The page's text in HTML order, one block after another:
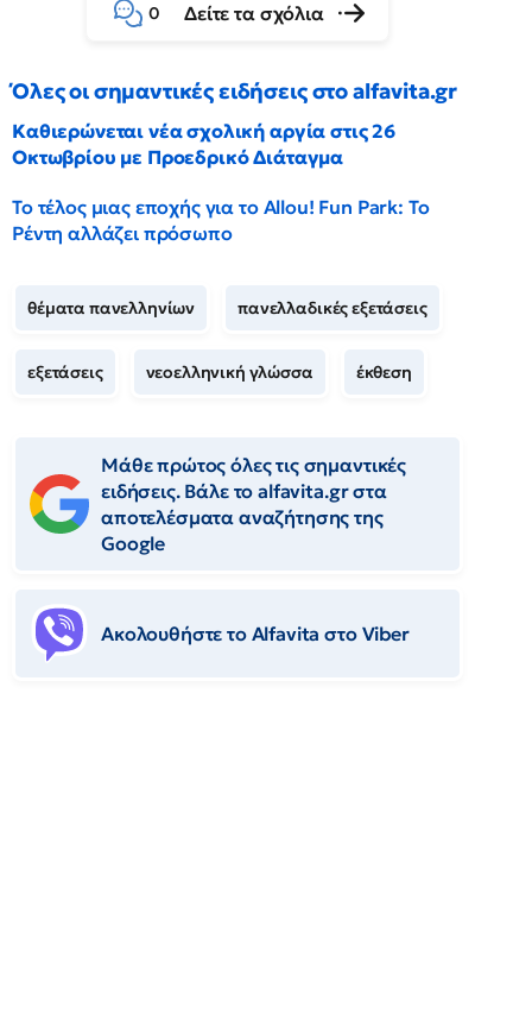
0 Δείτε τα σχόλια
Όλες οι σημαντικές ειδήσεις στο alfavita.gr
Καθιερώνεται νέα σχολική αργία στις 26
Οκτωβρίου με Προεδρικό Διάταγμα
Το τέλος μιας εποχής για το Allou! Fun Park: Το
Ρέντη αλλάζει πρόσωπο
θέματα πανελληνίων πανελλαδικές εξετάσεις
εξετάσεις νεοελληνική γλώσσα έκθεση
Μάθε πρώτος όλες τις σημαντικές
ειδήσεις. Βάλε το alfavita.gr στα
αποτελέσματα αναζήτησης της
Google
Ακολουθήστε το Αlfavita στο Viber